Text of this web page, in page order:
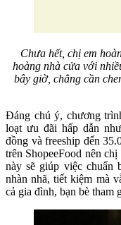
Chưa hết, chị em
hoàng nhà cửa với
bây giờ, chẳng cần
Đáng chú ý, chương
loạt ưu đãi hấp dẫn
đồng và freeship đến
trên ShopeeFood nên
này sẽ giúp việc chuẩn
nhàn nhã, tiết kiệm mà
cả gia đình, bạn bè tham